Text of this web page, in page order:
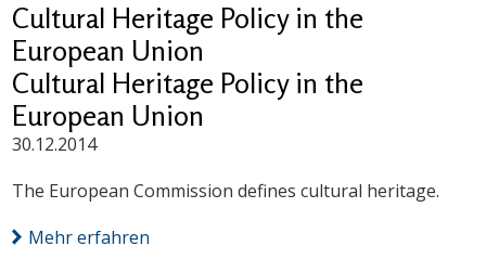
Cultural Heritage Policy in the
European Union
Cultural Heritage Policy in the
European Union
30.12.2014
The European Commission defines cultural heritage.
Mehr erfahren